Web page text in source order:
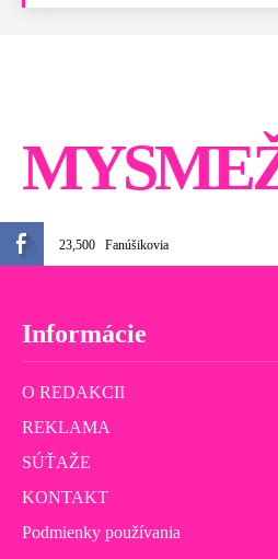
23,500 Fanúšikovia
Informácie
O REDAKCII
REKLAMA
SÚŤAŽE
KONTAKT
Podmienky používania